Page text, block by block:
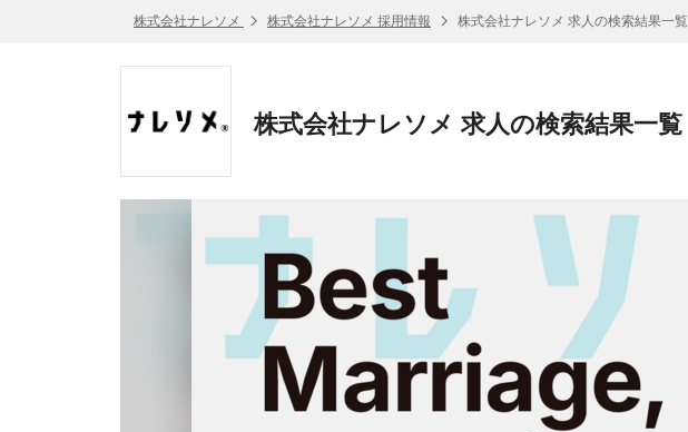
株式会社ナレソメ 株式会社ナレソメ 採用情報 株式会社ナレソメ 求人の検索結果一覧
株式会社ナレソメ 求人の検索結果一覧